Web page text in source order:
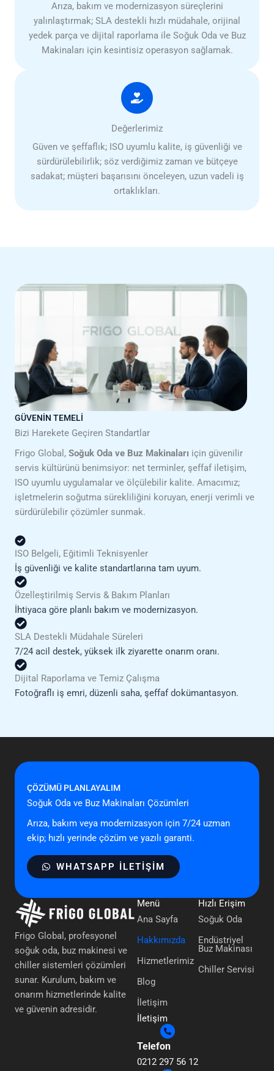
Arıza, bakım ve modernizasyon süreçlerini
yalınlaştırmak; SLA destekli hızlı müdahale, orijinal
yedek parça ve dijital raporlama ile Soğuk Oda ve Buz
Makinaları için kesintisiz operasyon sağlamak.
Değerlerimiz
Güven ve şeffaflık; ISO uyumlu kalite, iş güvenliği ve
sürdürülebilirlik; söz verdiğimiz zaman ve bütçeye
sadakat; müşteri başarısını önceleyen, uzun vadeli iş
ortaklıkları.
GÜVENİN TEMELİ
Bizi Harekete Geçiren Standartlar
Frigo Global, Soğuk Oda ve Buz Makinaları için güvenilir
servis kültürünü benimsiyor: net terminler, şeffaf iletişim,
ISO uyumlu uygulamalar ve ölçülebilir kalite. Amacımız;
işletmelerin soğutma sürekliliğini koruyan, enerji verimli ve
sürdürülebilir çözümler sunmak.
ISO Belgeli, Eğitimli Teknisyenler
İş güvenliği ve kalite standartlarına tam uyum.
Özelleştirilmiş Servis & Bakım Planları
İhtiyaca göre planlı bakım ve modernizasyon.
SLA Destekli Müdahale Süreleri
7/24 acil destek, yüksek ilk ziyarette onarım oranı.
Dijital Raporlama ve Temiz Çalışma
Fotoğraflı iş emri, düzenli saha, şeffaf dokümantasyon.
ÇÖZÜMÜ PLANLAYALIM
Soğuk Oda ve Buz Makinaları Çözümleri
Arıza, bakım veya modernizasyon için 7/24 uzman
ekip; hızlı yerinde çözüm ve yazılı garanti.
WHATSAPP ILETIŞIM
Frigo Global, profesyonel
soğuk oda, buz makinesi ve
chiller sistemleri çözümleri
sunar. Kurulum, bakım ve
onarım hizmetlerinde kalite
ve güvenin adresidir.
Menü
Ana Sayfa
Hakkımızda
Hizmetlerimiz
Blog
İletişim
Hızlı Erişim
Soğuk Oda
Endüstriyel
Buz Makinası
Chiller Servisi
İletişim
Telefon
0212 297 56 12